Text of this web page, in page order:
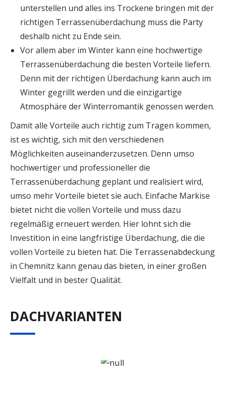
unterstellen und alles ins Trockene bringen mit der
richtigen Terrassenüberdachung muss die Party
deshalb nicht zu Ende sein.
Vor allem aber im Winter kann eine hochwertige
Terrassenüberdachung die besten Vorteile liefern.
Denn mit der richtigen Überdachung kann auch im
Winter gegrillt werden und die einzigartige
Atmosphäre der Winterromantik genossen werden.
Damit alle Vorteile auch richtig zum Tragen kommen,
ist es wichtig, sich mit den verschiedenen
Möglichkeiten auseinanderzusetzen. Denn umso
hochwertiger und professioneller die
Terrassenüberdachung geplant und realisiert wird,
umso mehr Vorteile bietet sie auch. Einfache Markise
bietet nicht die vollen Vorteile und muss dazu
regelmäßig erneuert werden. Hier lohnt sich die
Investition in eine langfristige Überdachung, die die
vollen Vorteile zu bieten hat. Die Terrassenabdeckung
in Chemnitz kann genau das bieten, in einer großen
Vielfalt und in bester Qualität.
DACHVARIANTEN